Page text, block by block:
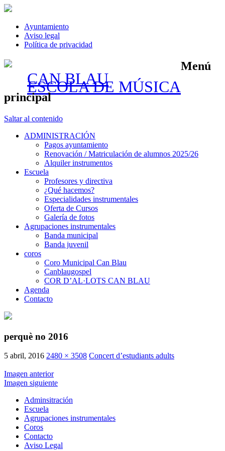
Ayuntamiento
Aviso legal
Política de privacidad
CAN BLAU
ESCOLA DE MÚSICA
Menú
principal
Saltar al contenido
ADMINISTRACIÓN
Pagos ayuntamiento
Renovación / Matriculación de alumnos 2025/26
Alquiler instrumentos
Escuela
Profesores y directiva
¿Qué hacemos?
Especialidades instrumentales
Oferta de Cursos
Galería de fotos
Agrupaciones instrumentales
Banda municipal
Banda juvenil
coros
Coro Municipal Can Blau
Canblaugospel
COR D’AL·LOTS CAN BLAU
Agenda
Contacto
perquè no 2016
5 abril, 2016 2480 × 3508 Concert d’estudiants adults
Imagen anterior
Imagen siguiente
Adminsitración
Escuela
Agrupaciones instrumentales
Coros
Contacto
Aviso Legal